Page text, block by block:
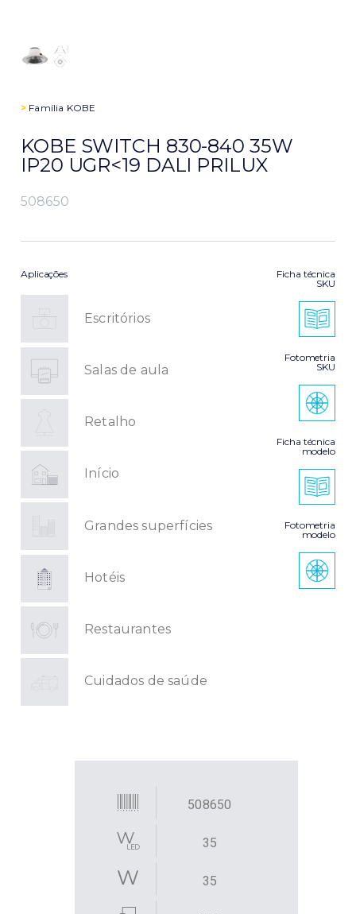
> Família KOBE
KOBE SWITCH 830-840 35W
IP20 UGR<19 DALI PRILUX
508650
Aplicações
Escritórios
Salas de aula
Retalho
Início
Grandes superfícies
Hotéis
Restaurantes
Cuidados de saúde
Ficha técnica
SKU
Fotometria
SKU
Ficha técnica
modelo
Fotometria
modelo
508650
35
35